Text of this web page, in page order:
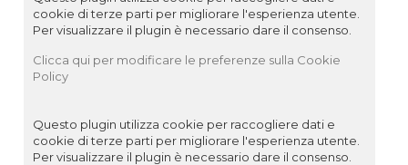
cookie di terze parti per migliorare l'esperienza utente.
Per visualizzare il plugin è necessario dare il consenso.
Clicca qui per modificare le preferenze sulla Cookie
Policy
Questo plugin utilizza cookie per raccogliere dati e
cookie di terze parti per migliorare l'esperienza utente.
Per visualizzare il plugin è necessario dare il consenso.